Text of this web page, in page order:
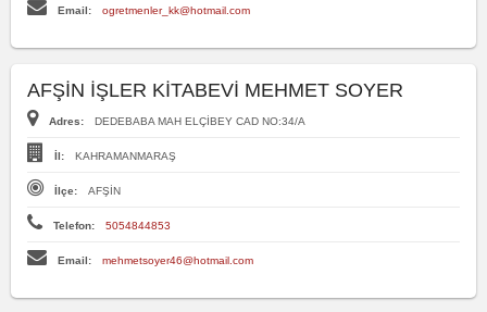
Email: ogretmenler_kk@hotmail.com
AFŞİN İŞLER KİTABEVİ MEHMET SOYER
Adres: DEDEBABA MAH ELÇİBEY CAD NO:34/A
İl: KAHRAMANMARAŞ
İlçe: AFŞİN
Telefon: 5054844853
Email: mehmetsoyer46@hotmail.com